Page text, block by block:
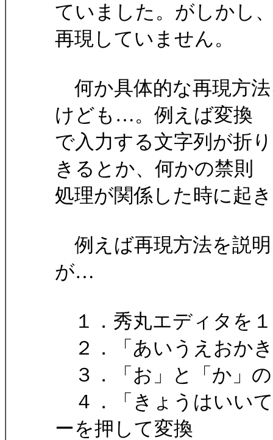
ていました。がしかし
再現していません。
何か具体的な再現方
けども…。例えば変換
で入力する文字列が折
きるとか、何かの禁則
処理が関係した時に起
例えば再現方法を説
が…
１．秀丸エディタを
２．「あいうえおか
３．「お」と「か」
４．「きょうはいい
ーを押して変換